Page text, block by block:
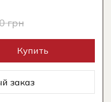
грн
Купить
заказ